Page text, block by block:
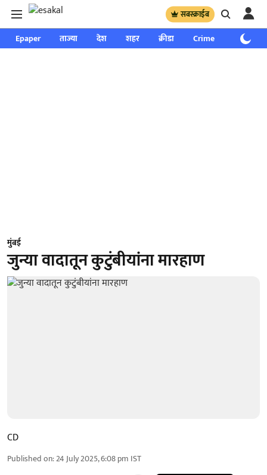
सबस्क्राईब
Epaper ताज्या देश शहर क्रीडा Crime साप्ताहिक
मुंबई
जुन्या वादातून कुटुंबीयांना मारहाण
CD
Published on:24 July 2025, 6:08 pm IST